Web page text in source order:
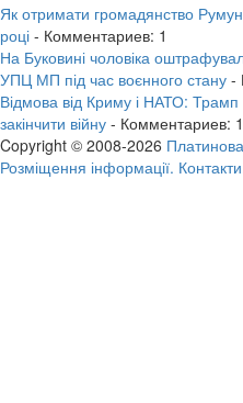
Як отримати громадянство
році - Комментариев: 1
На Буковині чоловіка
УПЦ МП під час воєнного стану -
Відмова від Криму і НАТО:
закінчити війну - Комментариев: 1
Copyright © 2008-2026
Розміщення інформації.